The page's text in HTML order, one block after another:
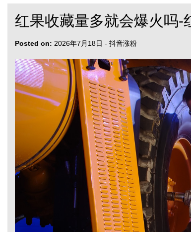
红果收藏量多就会爆火吗-
Posted on: 2026年7月18日 - 抖音涨粉